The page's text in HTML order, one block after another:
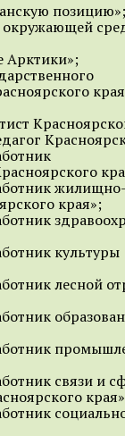
позицию»;
окружающей
Арктики»;
края»;
культуры
лесной
связи и